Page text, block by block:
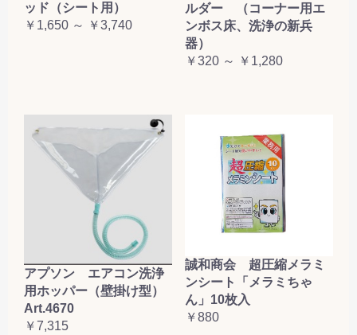
ッド（シート用）
￥1,650 ～ ￥3,740
ルダー （コーナー用エ
ンボス床、洗浄の新兵
器）
￥320 ～ ￥1,280
アプソン エアコン洗浄
用ホッパー（壁掛け型）
Art.4670
￥7,315
誠和商会 超圧縮メラミ
ンシート「メラミちゃ
ん」10枚入
￥880